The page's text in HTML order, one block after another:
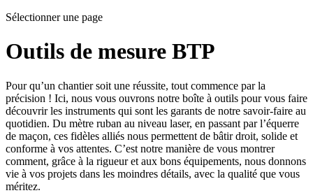
Sélectionner une page
Outils de mesure BTP
Pour qu’un chantier soit une réussite, tout commence par la
précision ! Ici, nous vous ouvrons notre boîte à outils pour vous faire
découvrir les instruments qui sont les garants de notre savoir-faire au
quotidien. Du mètre ruban au niveau laser, en passant par l’équerre
de maçon, ces fidèles alliés nous permettent de bâtir droit, solide et
conforme à vos attentes. C’est notre manière de vous montrer
comment, grâce à la rigueur et aux bons équipements, nous donnons
vie à vos projets dans les moindres détails, avec la qualité que vous
méritez.